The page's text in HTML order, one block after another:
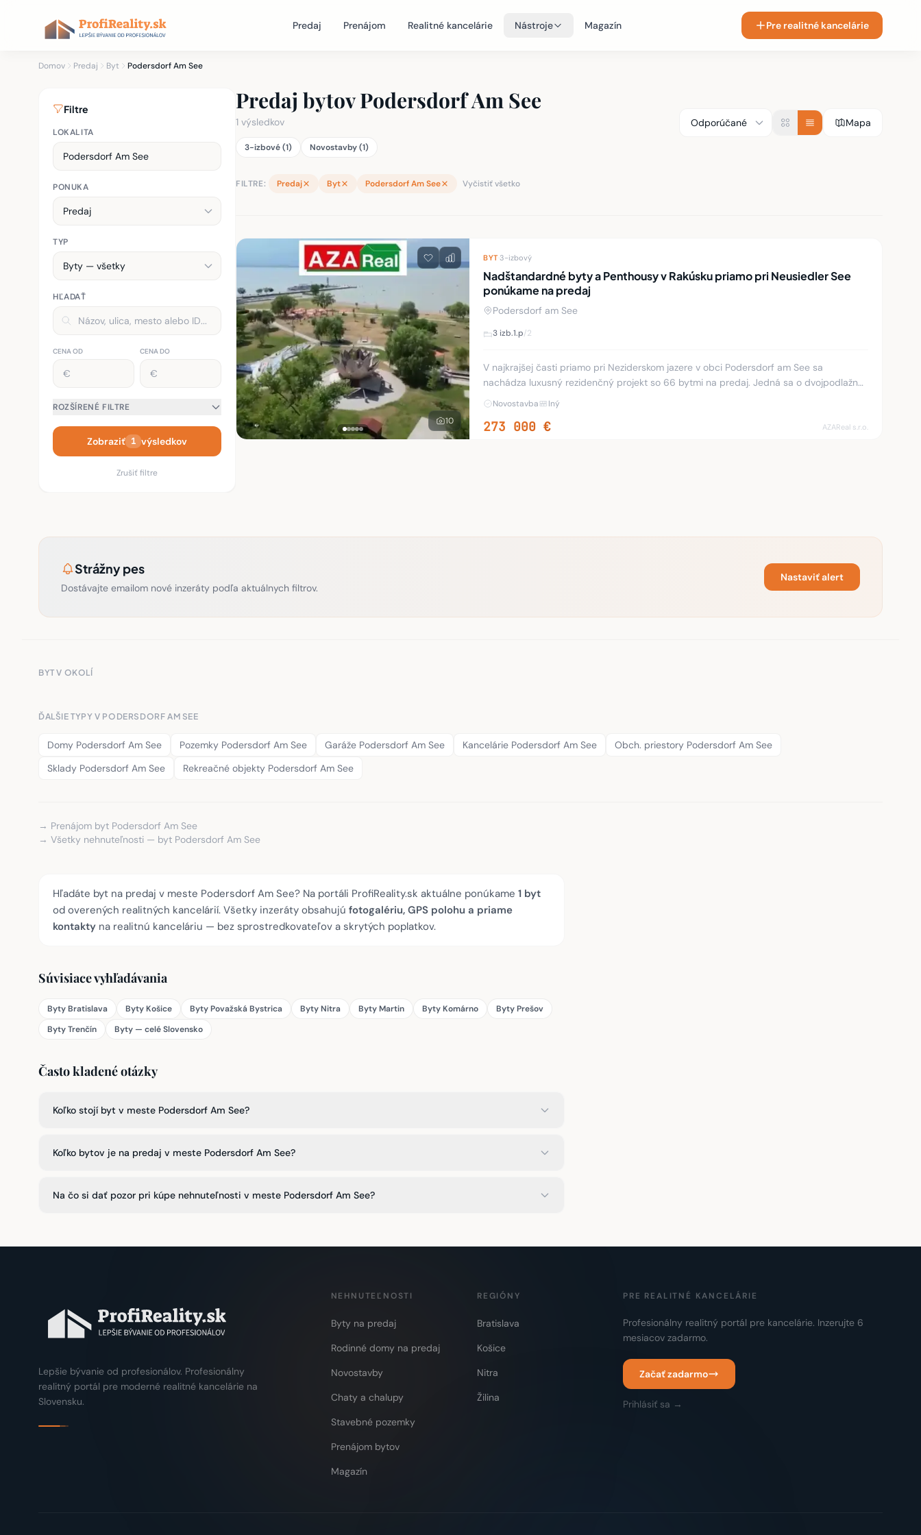
Predaj Prenájom Realitné kancelárie Nástroje Magazín Pre realitné kancelárie
Domov Predaj Byt Podersdorf Am See
Filtre
LOKALITA
PONUKA
TYP
HĽADAŤ
CENA OD CENA DO
ROZŠÍRENÉ FILTRE
Zobraziť 1 výsledkov
Zrušiť filtre
Predaj bytov Podersdorf Am See
1 výsledkov
3-izbové (1) Novostavby (1)
Mapa
FILTRE: Predaj Byt Podersdorf Am See Vyčistiť všetko
Zoznam nehnuteľností
10
BYT·3-izbový
Nadštandardné byty a Penthousy v Rakúsku priamo pri Neusiedler See
ponúkame na predaj
Podersdorf am See
3 izb.1.p/2
V najkrajšej časti priamo pri Neziderskom jazere v obci Podersdorf am See sa
nachádza luxusný rezidenčný projekt so 66 bytmi na predaj. Jedná sa o dvojpodlažné
novostavby vrátane strešných bytov- pen
Novostavba Iný
273 000 € AZAReal s.r.o.
Strážny pes
Dostávajte emailom nové inzeráty podľa aktuálnych filtrov.
Nastaviť alert
BYT V OKOLÍ
ĎALŠIE TYPY V PODERSDORF AM SEE
Domy Podersdorf Am See Pozemky Podersdorf Am See Garáže Podersdorf Am See Kancelárie Podersdorf Am See
Obch. priestory Podersdorf Am See
Sklady Podersdorf Am See
Rekreačné objekty Podersdorf Am See
→ Prenájom byt Podersdorf Am See
→ Všetky nehnuteľnosti — byt Podersdorf Am See
Hľadáte byt na predaj v meste Podersdorf Am See? Na portáli ProfiReality.sk aktuálne ponúkame 1 byt
od overených realitných kancelárií. Všetky inzeráty obsahujú fotogalériu, GPS polohu a priame
kontakty na realitnú kanceláriu — bez sprostredkovateľov a skrytých poplatkov.
Súvisiace vyhľadávania
Byty Bratislava Byty Košice Byty Považská Bystrica Byty Nitra Byty Martin Byty Komárno
Byty Prešov
Byty Trenčín
Byty — celé Slovensko
Často kladené otázky
Koľko stojí byt v meste Podersdorf Am See?
Koľko bytov je na predaj v meste Podersdorf Am See?
Na čo si dať pozor pri kúpe nehnuteľnosti v meste Podersdorf Am See?
Lepšie bývanie od profesionálov. Profesionálny
realitný portál pre moderné realitné kancelárie na
Slovensku.
NEHNUTEĽNOSTI
Byty na predaj
Rodinné domy na predaj
Novostavby
Chaty a chalupy
Stavebné pozemky
Prenájom bytov
Magazín
REGIÓNY
Bratislava
Košice
Nitra
Žilina
PRE REALITNÉ KANCELÁRIE
Profesionálny realitný portál pre kancelárie. Inzerujte 6
mesiacov zadarmo.
Začať zadarmo
Prihlásiť sa →